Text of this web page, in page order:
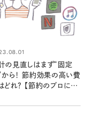
の見直しはまず“固定
から！ 節約効果の高い費
どれ？ 【節約のプロに聞